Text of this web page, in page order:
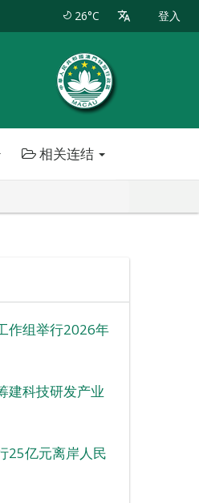
26°C 登入
相关连结
作组举行2026年
建科技研发产业
25亿元离岸人民